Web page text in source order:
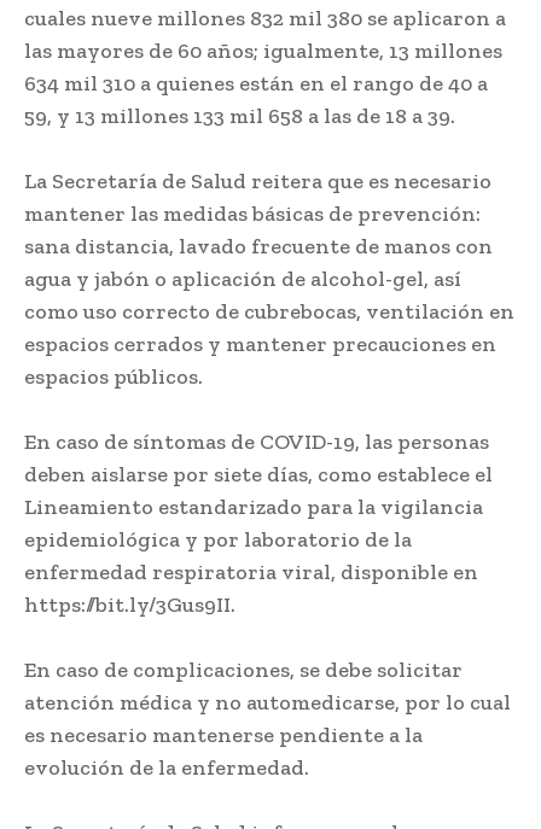
cuales nueve millones 832 mil 380 se aplicaron a
las mayores de 60 años; igualmente, 13 millones
634 mil 310 a quienes están en el rango de 40 a
59, y 13 millones 133 mil 658 a las de 18 a 39.
La Secretaría de Salud reitera que es necesario
mantener las medidas básicas de prevención:
sana distancia, lavado frecuente de manos con
agua y jabón o aplicación de alcohol-gel, así
como uso correcto de cubrebocas, ventilación en
espacios cerrados y mantener precauciones en
espacios públicos.
En caso de síntomas de COVID-19, las personas
deben aislarse por siete días, como establece el
Lineamiento estandarizado para la vigilancia
epidemiológica y por laboratorio de la
enfermedad respiratoria viral, disponible en
https://bit.ly/3Gus9II.
En caso de complicaciones, se debe solicitar
atención médica y no automedicarse, por lo cual
es necesario mantenerse pendiente a la
evolución de la enfermedad.